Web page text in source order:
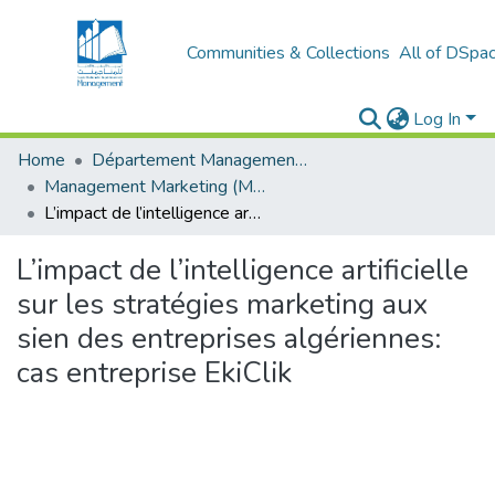
Communities & Collections All of
Log In
Home
Département Management et Entrepreneuriat
Management Marketing (MM)
L’impact de l’intelligence artificielle sur les stratégies marketing aux sien des entreprises algériennes: cas entreprise EkiClik
L’impact de l’intelligence artificielle
sur les stratégies marketing aux
sien des entreprises algériennes:
cas entreprise EkiClik